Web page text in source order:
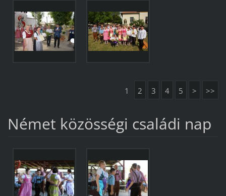
1 2 3 4 5 > >>
Német közösségi családi nap